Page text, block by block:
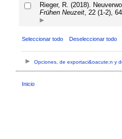
Rieger, R. (2018).
Frühen Neuzeit, 22 (1-2),
Seleccionar todo Deseleccionar todo
Opciones, de exportaci&oacute;n y
Inicio